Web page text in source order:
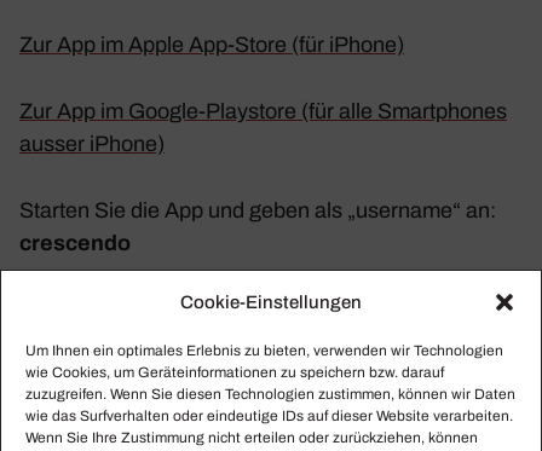
Cookie-Einstellungen
Um Ihnen ein optimales Erlebnis zu bieten, verwenden wir Technologien
wie Cookies, um Geräteinformationen zu speichern bzw. darauf
zuzugreifen. Wenn Sie diesen Technologien zustimmen, können wir Daten
wie das Surfverhalten oder eindeutige IDs auf dieser Website verarbeiten.
Wenn Sie Ihre Zustimmung nicht erteilen oder zurückziehen, können
Zur App im Apple App-Store (für iPhone)
Zur App im Google-Play­s­tore (für alle Smart­phones
ausser iPhone)
Starten Sie die App und geben als „user­name“ an:
crescendo
Das zuge­hö­rige Pass­wort finden Sie in der aktu­ellen
CRESCENDO PREMIUM-Ausgabe.
Sollten Sie kein geeig­netes Smart­phone besitzen,
können Sie das Angebot auch mit Ihrem